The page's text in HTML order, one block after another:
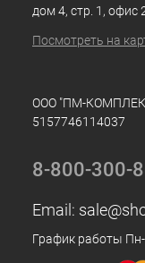
дом 4, стр. 1, офис
Посмотреть на
ООО "ПМ-
5157746114037
8-800-300-
Email:
График работы